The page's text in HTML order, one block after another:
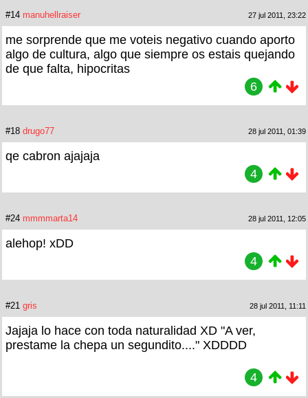
#14 manuhellraiser 27 jul 2011, 23:22
me sorprende que me voteis negativo cuando aporto
algo de cultura, algo que siempre os estais quejando
de que falta, hipocritas
6
#18 drugo77 28 jul 2011, 01:39
qe cabron ajajaja
4
#24 mmmmarta14 28 jul 2011, 12:05
alehop! xDD
4
#21 gris 28 jul 2011, 11:11
Jajaja lo hace con toda naturalidad XD "A ver,
prestame la chepa un segundito...." XDDDD
4